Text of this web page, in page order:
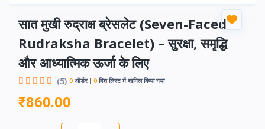
सात मुखी रुद्राक्ष ब्रेसलेट (Seven-Faced
Rudraksha Bracelet) – सुरक्षा, समृद्धि
और आध्यात्मिक ऊर्जा के लिए
(5) 0 ऑर्डर 0 विश लिस्ट में शामिल किया गया
₹860.00